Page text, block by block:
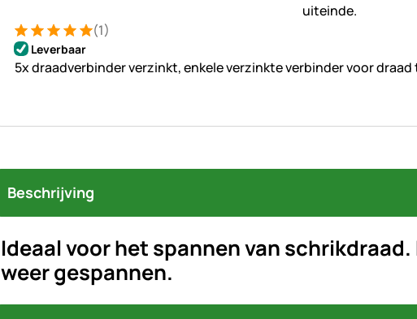
Beoordeling: 5 van 5 (1 beoordelingen)
1 Bewertung (1)
Leverbaar
5x draadverbinder verzinkt, enkele verzinkte verbinder voor
Beschrijving
Ideaal voor het spannen van
weer gespannen.